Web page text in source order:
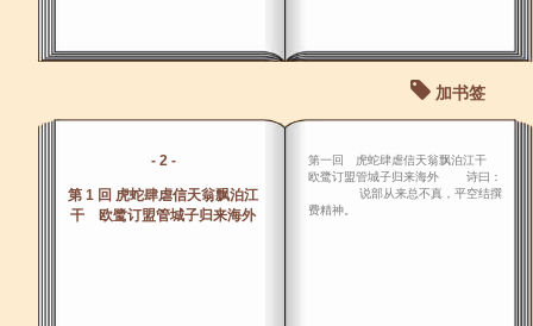
加书签
- 2 -
第 1 回 虎蛇肆虐信天翁飘泊江
干 欧鹭订盟管城子归来海外
第一回 虎蛇肆虐信天翁飘泊江干
欧鹭订盟管城子归来海外 诗曰：
说部从来总不真，平空结撰
费精神。